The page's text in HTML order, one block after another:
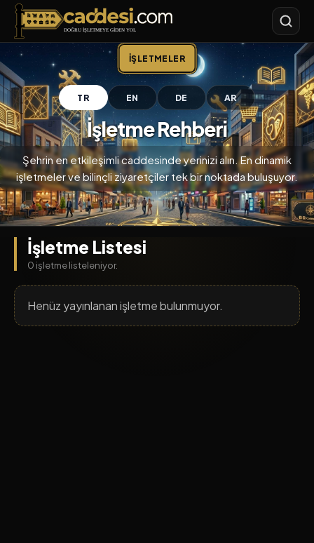
Caddesi.com
İŞLETMELER
TR EN DE AR
İşletme Rehberi
Şehrin en etkileşimli caddesinde yerinizi alın. En dinamik
işletmeler ve bilinçli ziyaretçiler tek bir noktada buluşuyor.
İşletme Listesi
0 işletme listeleniyor.
Henüz yayınlanan işletme bulunmuyor.